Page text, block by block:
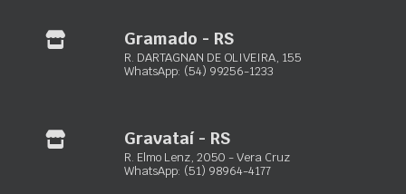
CORTA RELVA BRANCO B4T-
Orçar via WhatsApp
INVERSORA DE SOLDA BMS
200i
Orçar via WhatsApp
Gramado - RS
R. DARTAGNAN DE OLIVEIRA, 155
WhatsApp: (54) 99256-1233
Gravataí - RS
R. Elmo Lenz, 2050 - Vera Cruz
WhatsApp: (51) 98964-4177